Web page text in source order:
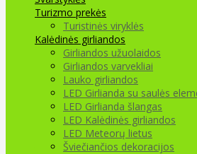
Turizmo prekės
Turistinės viryklės
Kalėdinės girliandos
Girliandos užuolaidos
Girliandos varvekliai
Lauko girliandos
LED Girlianda su saulės
LED Girlianda šlangas
LED Kalėdinės girliandos
LED Meteorų lietus
Šviečiančios dekoracijos